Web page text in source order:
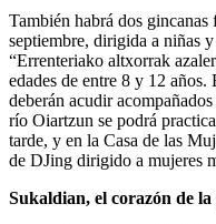
También habrá dos
septiembre, dirigida a niñas
“Errenteriako altxorrak
edades de entre 8 y 12 años.
deberán acudir
río Oiartzun se podrá
tarde, y en la Casa de las
de DJing dirigido a mujeres
Sukaldian, el corazón de